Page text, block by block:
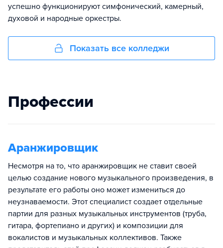
успешно функционируют симфонический, камерный,
духовой и народные оркестры.
Показать все колледжи
Профессии
Аранжировщик
Несмотря на то, что аранжировщик не ставит своей
целью создание нового музыкального произведения, в
результате его работы оно может измениться до
неузнаваемости. Этот специалист создает отдельные
партии для разных музыкальных инструментов (труба,
гитара, фортепиано и других) и композиции для
вокалистов и музыкальных коллективов. Также